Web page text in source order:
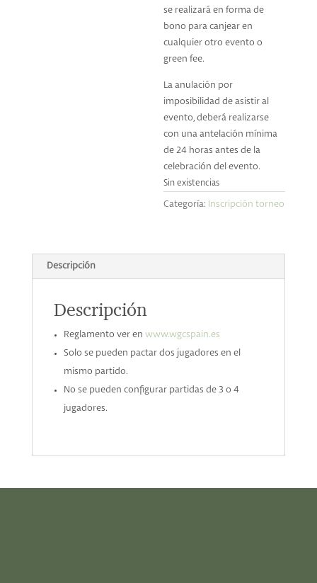
se realizará en forma de
bono para canjear en
cualquier otro evento o
green fee.
La anulación por
imposibilidad de asistir al
evento, deberá realizarse
con una antelación mínima
de 24 horas antes de la
celebración del evento.
Sin existencias
Categoría: Inscripción torneo
Descripción
Descripción
Reglamento ver en www.wgcspain.es
Solo se pueden pactar dos jugadores en el
mismo partido.
No se pueden configurar partidas de 3 o 4
jugadores.